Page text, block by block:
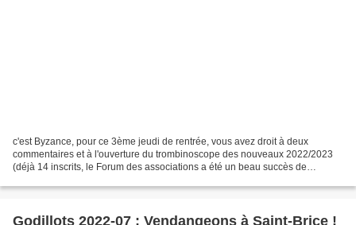
c'est Byzance, pour ce 3ème jeudi de rentrée, vous avez droit à deux
commentaires et à l'ouverture du trombinoscope des nouveaux 2022/2023
(déjà 14 inscrits, le Forum des associations a été un beau succès de
Godillots 2022-07 : Vendangeons à Saint-Brice !